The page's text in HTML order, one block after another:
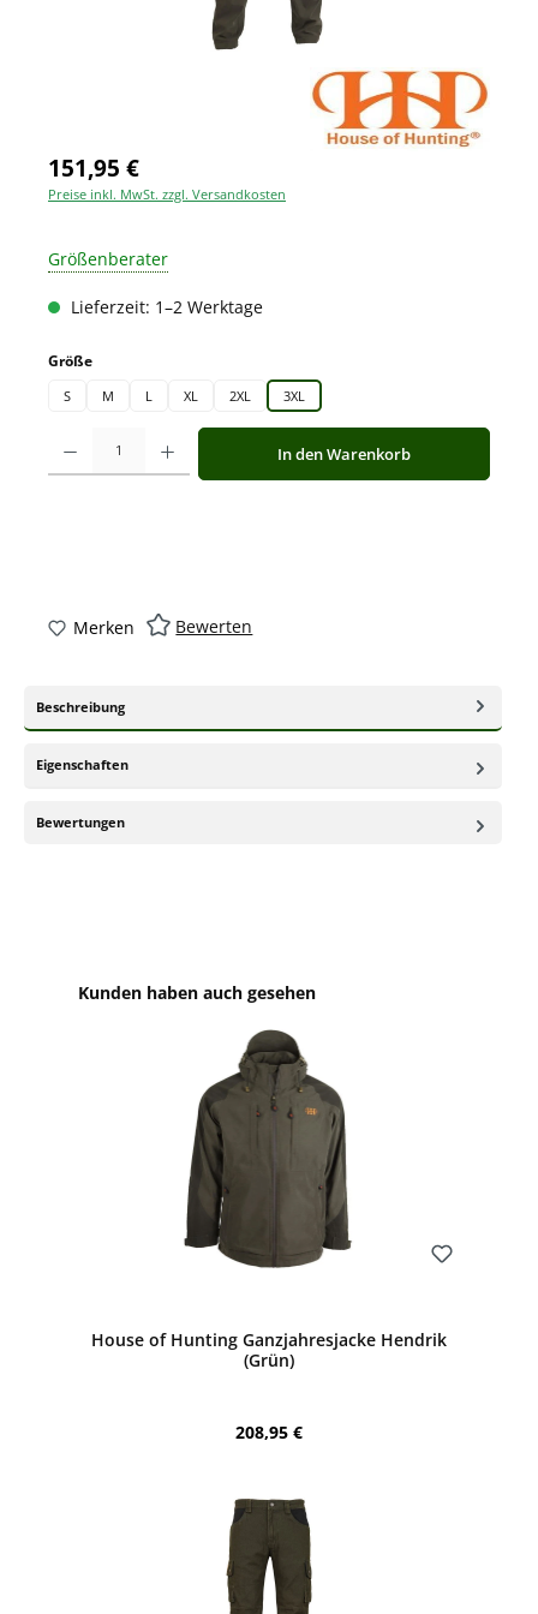
151,95 €
Preise inkl. MwSt. zzgl. Versandkosten
Größenberater
Lieferzeit: 1–2 Werktage
Größeauswählen
S M L XL 2XL 3XL
Produkt Anzahl: Gib den gewünschten Wert ein oder benutze die
In den Warenkorb
Merken Bewerten
Beschreibung
Eigenschaften
Bewertungen
Produktgalerie überspringen
Kunden haben auch gesehen
House of Hunting Ganzjahresjacke Hendrik
(Grün)
Regulärer Preis:
208,95 €